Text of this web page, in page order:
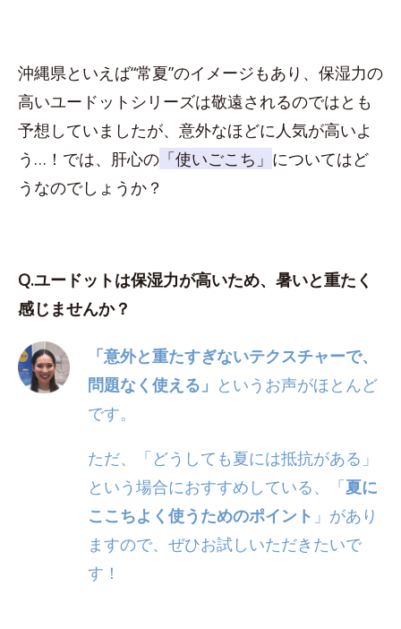
沖縄県といえば“常夏”のイメージもあり、保湿力の
高いユードットシリーズは敬遠されるのではとも
予想していましたが、意外なほどに人気が高いよ
う…！では、肝心の 「使いごこち」 についてはど
うなのでしょうか？
Q.ユードットは保湿力が高いため、暑いと重たく
感じませんか？
「意外と重たすぎないテクスチャーで、
問題なく使える」 というお声がほとんど
です。
ただ、「どうしても夏には抵抗がある」
という場合におすすめしている、「夏に
ここちよく使うためのポイント 」があり
ますので、ぜひお試しいただきたいで
す！